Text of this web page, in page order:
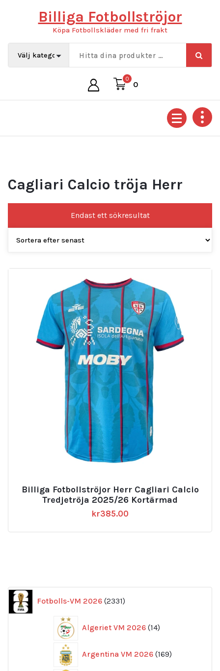
Billiga Fotbollströjor
Köpa Fotbollskläder med fri frakt
0
0
Cagliari Calcio tröja Herr
Endast ett sökresultat
Billiga Fotbollströjor Herr Cagliari Calcio
Tredjetröja 2025/26 Kortärmad
kr385.00
Fotbolls-VM 2026 2331
produkter
Algeriet VM 2026 14
produkter
Argentina VM 2026 169
produkter